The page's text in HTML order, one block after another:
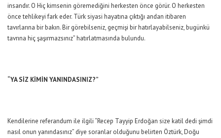
insandır. O Hiç kimsenin göremediğini herkesten önce görür. O herkesten
önce tehlikeyi fark eder. Türk siyasi hayatına çıktığı andan itibaren
tavırlarına bir bakın. Bir görebilseniz, geçmişi bir hatırlayabilseniz, bugünkü
tavrına hiç şaşırmazsınız” hatırlatmasında bulundu.
“YA SİZ KİMİN YANINDASINIZ?”
Kendilerine referandum ile ilgili “Recep Tayyip Erdoğan size katil dedi şimdi
nasıl onun yanındasınız” diye soranlar olduğunu belirten Öztürk, Doğu